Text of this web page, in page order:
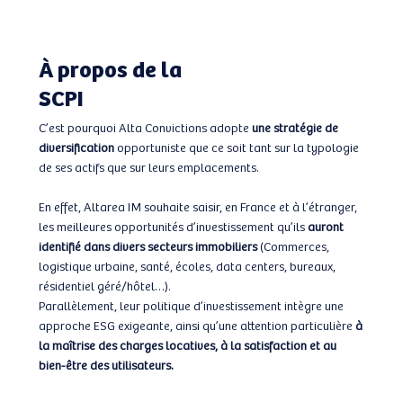
À propos de la
SCPI
C’est pourquoi Alta Convictions adopteune stratégie de
diversificationopportuniste que ce soit tant sur la typologie
de ses actifs que sur leurs emplacements.
En effet, Altarea IM souhaite saisir, en France et à l’étranger,
les meilleures opportunités d’investissement qu’ilsauront
identifié dans divers secteurs immobiliers(Commerces,
logistique urbaine, santé, écoles, data centers, bureaux,
résidentiel géré/hôtel…).
Parallèlement, leur politique d’investissement intègre une
approche ESG exigeante, ainsi qu’une attention particulièreà
la maîtrise des charges locatives, à la satisfaction et au
bien-être des utilisateurs.